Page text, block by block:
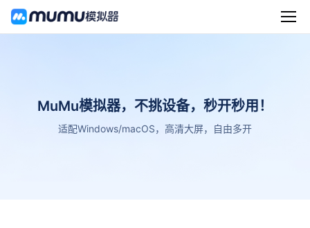
MuMu模拟器，不挑设备，秒开秒用！
适配Windows/macOS，高清大屏，自由多开